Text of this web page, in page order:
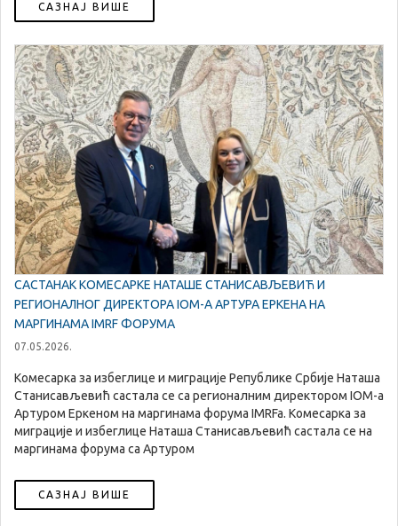
САЗНАЈ ВИШЕ
САСТАНАК КОМЕСАРКЕ НАТАШЕ СТАНИСАВЉЕВИЋ И
РЕГИОНАЛНОГ ДИРЕКТОРА IOM-A АРТУРА ЕРКЕНА НА
МАРГИНАМА IMRF ФОРУМА
07.05.2026.
Комесарка за избеглице и миграције Републике Србије Наташа
Станисављевић састала се са регионалним директором IOM-а
Артуром Еркеном на маргинама форума IMRFa. Комесарка за
миграције и избеглице Наташа Станисављевић састала се на
маргинама форума са Артуром
САЗНАЈ ВИШЕ